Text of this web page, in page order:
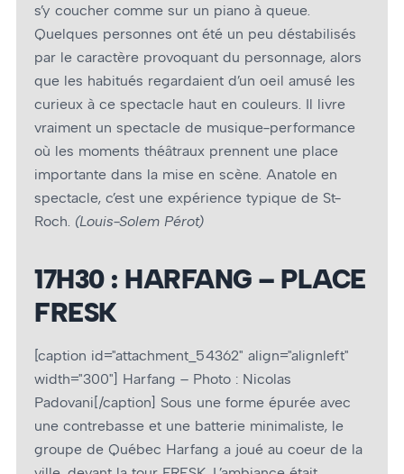
s’y coucher comme sur un piano à queue.
Quelques personnes ont été un peu déstabilisés
par le caractère provoquant du personnage, alors
que les habitués regardaient d’un œil amusé les
curieux à ce spectacle haut en couleurs. Il livre
vraiment un spectacle de musique-performance
où les moments théâtraux prennent une place
importante dans la mise en scène. Anatole en
spectacle, c’est une expérience typique de St-
Roch. (Louis-Solem Pérot)
17H30 : HARFANG – PLACE
FRESK
[caption id="attachment_54362" align="alignleft"
width="300"] Harfang – Photo : Nicolas
Padovani[/caption] Sous une forme épurée avec
une contrebasse et une batterie minimaliste, le
groupe de Québec Harfang a joué au coeur de la